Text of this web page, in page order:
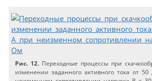
Рис. 12. Переходные процессы при
изменении заданного активного тока от